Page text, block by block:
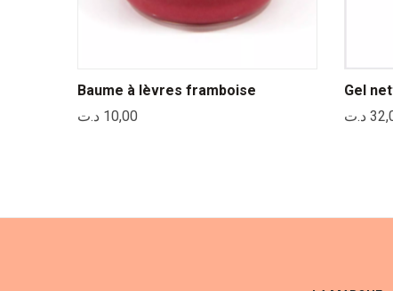
Baume à lèvres framboise
10,00 د.ت
Gel
د.ت